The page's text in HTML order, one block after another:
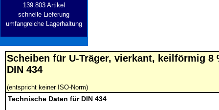
139.803 Artikel
schnelle Lieferung
umfangreiche Lagerhaltung
Scheiben für U-Träger, vierkant, keilförmig 8
DIN 434
(entspricht keiner ISO-Norm)
Technische Daten für DIN 434